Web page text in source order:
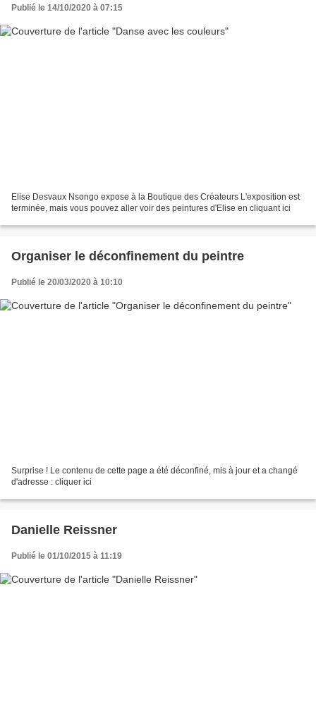
Publié le 14/10/2020 à 07:15
Elise Desvaux Nsongo expose à la Boutique des Créateurs L'exposition est
terminée, mais vous pouvez aller voir des peintures d'Elise en cliquant ici
Organiser le déconfinement du peintre
Publié le 20/03/2020 à 10:10
Surprise ! Le contenu de cette page a été déconfiné, mis à jour et a changé
d'adresse : cliquer ici
Danielle Reissner
Publié le 01/10/2015 à 11:19